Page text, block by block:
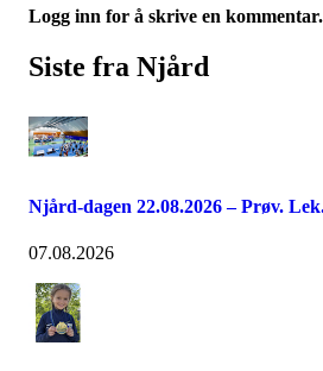
Logg inn for å skrive en kommentar.
Siste fra Njård
Njård-dagen 22.08.2026 – Prøv.
07.08.2026